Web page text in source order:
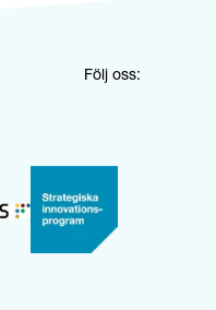
Följ oss: